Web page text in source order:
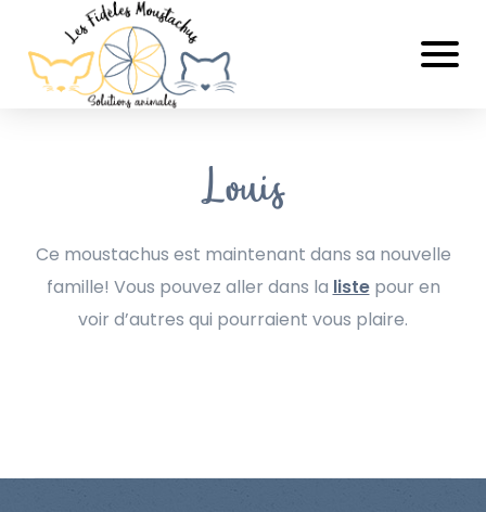
Louis
Ce moustachus est maintenant dans sa nouvelle
famille! Vous pouvez aller dans la listepour en
voir d’autres qui pourraient vous plaire.